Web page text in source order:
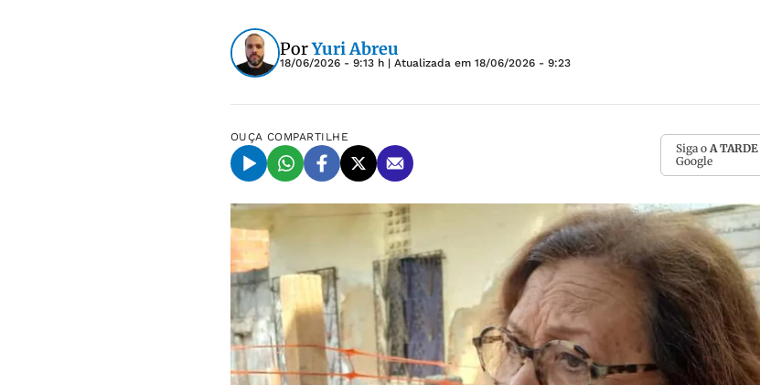
PorYuri Abreu
18/06/2026 - 9:13 h | Atualizada em 18/06/2026 - 9:23
OUÇA COMPARTILHE
Siga o A TARDE
Google